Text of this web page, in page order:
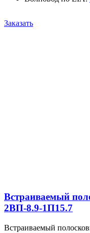
Заказать
Встраиваемый
2ВП-8.9-1П15.7
Встраиваемый